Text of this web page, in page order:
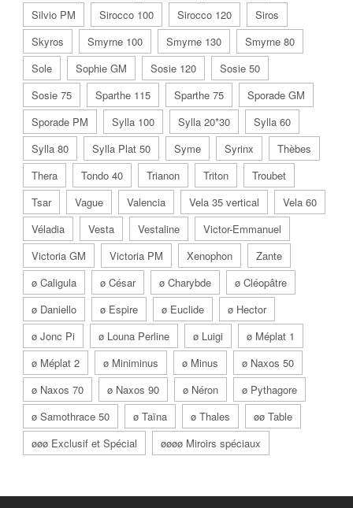
Silvio PM
Sirocco 100 Sirocco 120
Siros
Skyros
Smyrne 100 Smyrne 130
Smyrne 80
Sole
Sophie GM Sosie 120
Sosie 50
Sosie 75
Sparthe 115 Sparthe 75
Sporade GM
Sporade PM
Sylla 100 Sylla 20*30
Sylla 60
Sylla 80
Sylla Plat 50 Syme Syrinx
Thèbes
Thera
Tondo 40 Trianon Triton
Troubet
Tsar
Vague Valencia Vela 35 vertical
Vela 60
Véladia
Vesta Vestaline
Victor-Emmanuel
Victoria GM
Victoria PM Xenophon
Zante
ø Caligula
ø César ø Charybde
ø Cléopâtre
ø Daniello
ø Espire ø Euclide
ø Hector
ø Jonc Pi
ø Louna Perline ø Luigi
ø Méplat 1
ø Méplat 2
ø Miniminus ø Minus
ø Naxos 50
ø Naxos 70
ø Naxos 90 ø Néron
ø Pythagore
ø Samothrace 50
ø Taïna ø Thales
øø Table
øøø Exclusif et Spécial
øøøø Miroirs spéciaux